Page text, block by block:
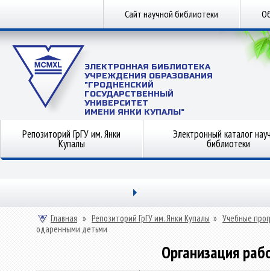
Сайт научной библиотеки
ЭЛЕКТРОННАЯ БИБЛИОТЕКА
УЧРЕЖДЕНИЯ ОБРАЗОВАНИЯ
"ГРОДНЕНСКИЙ
ГОСУДАРСТВЕННЫЙ
УНИВЕРСИТЕТ
ИМЕНИ ЯНКИ КУПАЛЫ"
Репозиторий ГрГУ им. Янки
Купалы
Электронный каталог
библиотеки
Главная » Репозиторий ГрГУ им. Янки Купалы » Учебные
одаренными детьми
Организация